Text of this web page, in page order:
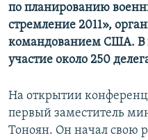
АРХИВ
English
Русский
по планированию
стремление 2011»,
командованием США.
участие около 250
На открытии
первый заместитель
Тоноян. Он начал свою